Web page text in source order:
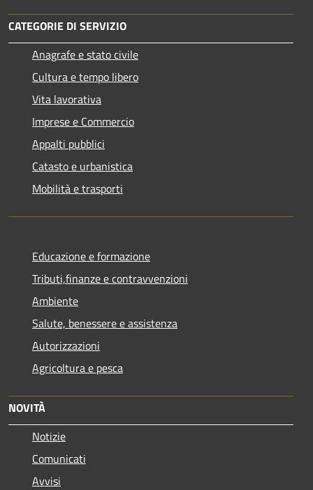
CATEGORIE DI SERVIZIO
Anagrafe e stato civile
Cultura e tempo libero
Vita lavorativa
Imprese e Commercio
Appalti pubblici
Catasto e urbanistica
Mobilità e trasporti
Educazione e formazione
Tributi,finanze e contravvenzioni
Ambiente
Salute, benessere e assistenza
Autorizzazioni
Agricoltura e pesca
NOVITÀ
Notizie
Comunicati
Avvisi